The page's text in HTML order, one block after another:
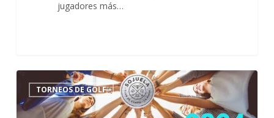
jugadores más…
de
TORNEOS DE GOLF 4